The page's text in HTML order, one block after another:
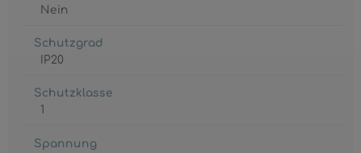
Nein
Schutzgrad
IP20
Schutzklasse
1
Spannung